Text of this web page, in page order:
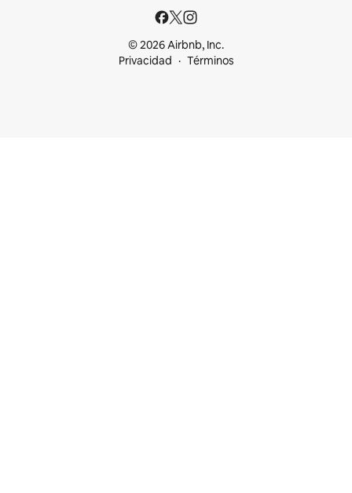
© 2026 Airbnb, Inc.
Privacidad
Términos